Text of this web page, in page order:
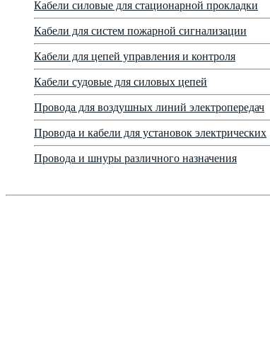
Кабели силовые для стационарной прокладки
Кабели для систем пожарной сигнализации
Кабели для цепей управления и контроля
Кабели судовые для силовых цепей
Провода для воздушных линий электропередач
Провода и кабели для установок электрических
Провода и шнуры различного назначения